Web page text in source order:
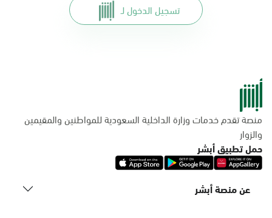
تسجيل الدخول لـ
منصة تقدم خدمات وزارة الداخلية السعودية للمواطنين والمقيمين
والزوار
حمل تطبيق أبشر
عن منصة أبشر